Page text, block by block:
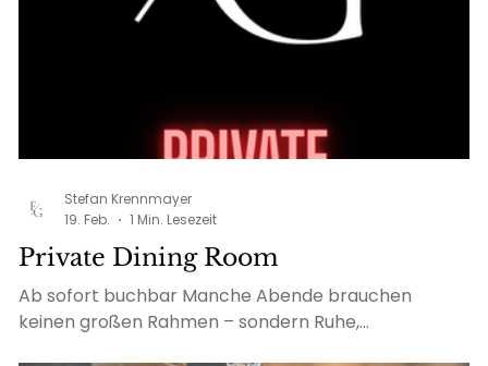
Private Dining Room
Ab sofort buchbar Manche Abende brauchen
keinen großen Rahmen – sondern Ruhe,
Stefan Krennmayer
19. Feb.
1 Min. Lesezeit